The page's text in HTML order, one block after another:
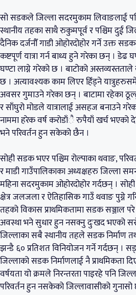
सो सडकले जिल्ला सदरमुकाम लिवाङलाई
स्थानीय तहका साथै रुकुमपूर्व र पश्चिम दुई
दैनिक दर्जनौँ गाडी ओहोरदोहोर गर्ने उक्त
कष्टपूर्ण यात्रा गर्न बाध्य हुने गरेका छन् । डेढ
घण्टा लाग्ने गरेको छ । बाटोको अस्तव्यस्तताले
छ । अत्यावश्यक काम लिएर हिँड्ने
अवसर गुमाउने गरेका छन् । बाटामा रहेका
र साँघुरो मोडले यात्रालाई असहज बनाउने
नाममा हरेक वर्ष करोडाँै रुपैयाँ खर्च भएको
भने परिवर्तन हुन सकेको छैन ।
सोही सडक भएर पश्चिम रोल्पाका थवाङ,
र माडी गाउँपालिकाका अध्यक्षहरु जिल्ला
महिना सदरमुकाम ओहोरदोहोर गर्दछन् ।
क्षेत्र जलजला र ऐतिहासिक गाउँ थवाङ पुग्ने
तहको विकास प्राथमिकतामा सडक सञ्जाल
अवस्था भने सुधार हुन नसक्नु दुःखद भएको
जिल्लाका सबै स्थानीय तहले सडक निर्माण
झन्डै ६० प्रतिशत विनियोजन गर्ने गर्दछन् ।
जिल्लाको सडक निर्माणलाई नै प्राथमिकता
वर्षयता यो क्रमले निरन्तरता पाइरहे पनि
परिवर्तन हुन नसकेको जिल्लावासीको गुनासो